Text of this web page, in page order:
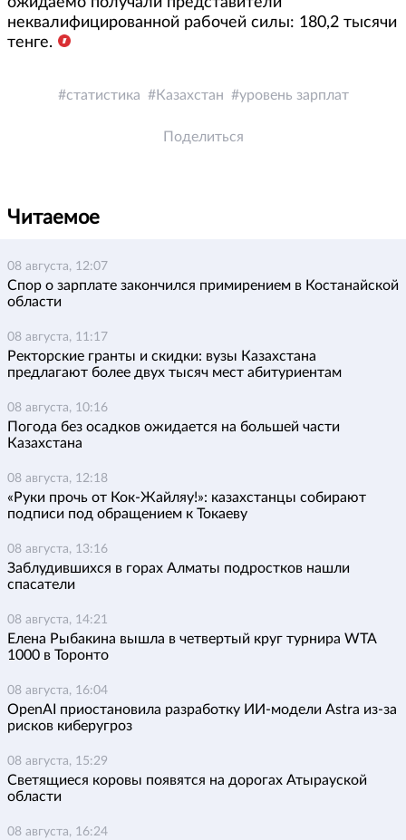
неквалифицированной рабочей силы: 180,2 тысячи
тенге.
статистика Казахстан уровень зарплат
Поделиться
Читаемое
08 августа, 12:07
Спор о зарплате закончился примирением в Костанайской
области
08 августа, 11:17
Ректорские гранты и скидки: вузы Казахстана
предлагают более двух тысяч мест абитуриентам
08 августа, 10:16
Погода без осадков ожидается на большей части
Казахстана
08 августа, 12:18
«Руки прочь от Кок-Жайляу!»: казахстанцы собирают
подписи под обращением к Токаеву
08 августа, 13:16
Заблудившихся в горах Алматы подростков нашли
спасатели
08 августа, 14:21
Елена Рыбакина вышла в четвертый круг турнира WTA
1000 в Торонто
08 августа, 16:04
OpenAI приостановила разработку ИИ-модели Astra из-за
рисков киберугроз
08 августа, 15:29
Светящиеся коровы появятся на дорогах Атырауской
области
08 августа, 16:24